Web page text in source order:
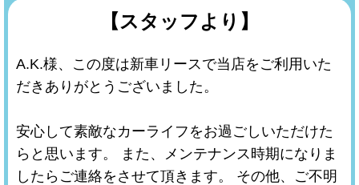
【スタッフより】
A.K.様、この度は新車リースで当店をご利用いた
だきありがとうございました。
安心して素敵なカーライフをお過ごしいただけた
らと思います。 また、メンテナンス時期になりま
したらご連絡をさせて頂きます。 その他、ご不明